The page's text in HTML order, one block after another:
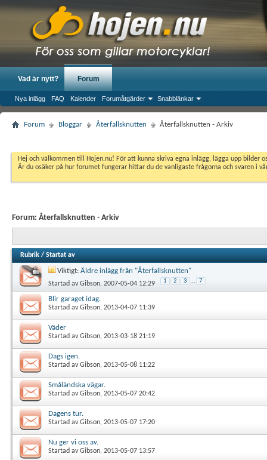
Vad är nytt? Forum
Nya inlägg FAQ Kalender Forumåtgärder Snabblänkar
Forum Bloggar Återfallsknutten Återfallsknutten - Arkiv
Hej och välkommen till Hojen.nu! För att kunna skriva egna inlägg, lägga upp
Är du osäker på hur forumet fungerar hittar du de vanligaste frågorna och svaren i
Forum: Återfallsknutten - Arkiv
Rubrik / Startat av
Viktigt: Äldre inlägg från "Återfallsknutten"
Startad avGibson, 2007-05-04 12:29 1 2 3 ... 7
Blir garaget idag.
Startad avGibson, 2013-04-07 11:39
Väder
Startad avGibson, 2013-03-18 21:19
Dags igen.
Startad avGibson, 2013-05-08 11:22
Småländska vägar.
Startad avGibson, 2013-05-07 20:42
Dagens tur.
Startad avGibson, 2013-05-07 17:20
Nu ger vi oss av.
Startad avGibson, 2013-05-07 13:57